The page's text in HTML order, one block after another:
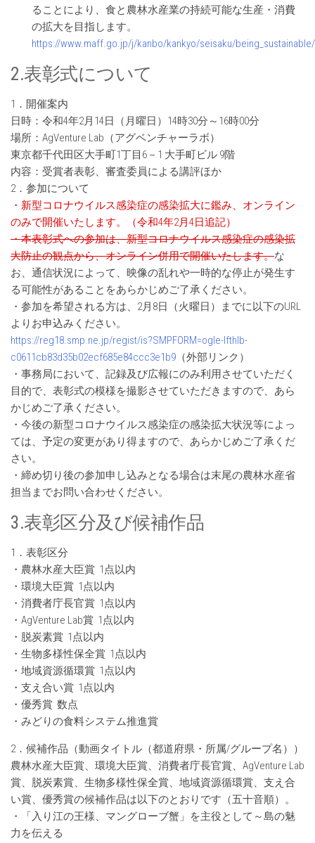
ることにより、食と農林水産業の持続可能な生産・消費
の拡大を目指します。
https://www.maff.go.jp/j/kanbo/kankyo/seisaku/
2.表彰式について
1．開催案内
日時：令和4年2月14日（月曜日）14時30分～16時00分
場所：AgVenture Lab（アグベンチャーラボ）
東京都千代田区大手町1丁目6－1 大手町ビル 9階
内容：受賞者表彰、審査委員による講評ほか
2．参加について
・新型コロナウイルス感染症の感染拡大に鑑み、オンライン
のみで開催いたします。（令和4年2月4日追記）
・本表彰式への参加は、新型コロナウイルス感染症の感染拡
大防止の観点から、オンライン併用で開催いたします。な
お、通信状況によって、映像の乱れや一時的な停止が発生す
る可能性があることをあらかじめご了承ください。
・参加を希望される方は、2月8日（火曜日）までに以下のURL
よりお申込みください。
https://reg18.smp.ne.jp/regist/is?SMPFORM=ogle-lfthlb-
c0611cb83d35b02ecf685e84ccc3e1b9 （外部リンク）
・事務局において、記録及び広報にのみ利用させていただく
目的で、表彰式の模様を撮影させていただきますので、あら
かじめご了承ください。
・今後の新型コロナウイルス感染症の感染拡大状況等によっ
ては、予定の変更があり得ますので、あらかじめご了承くだ
さい。
・締め切り後の参加申し込みとなる場合は末尾の農林水産省
担当までお問い合わせください。
3.表彰区分及び候補作品
1．表彰区分
・農林水産大臣賞 1点以内
・環境大臣賞 1点以内
・消費者庁長官賞 1点以内
・AgVenture Lab賞 1点以内
・脱炭素賞 1点以内
・生物多様性保全賞 1点以内
・地域資源循環賞 1点以内
・支え合い賞 1点以内
・優秀賞 数点
・みどりの食料システム推進賞
2．候補作品（動画タイトル（都道府県・所属/グループ名））
農林水産大臣賞、環境大臣賞、消費者庁長官賞、AgVenture Lab
賞、脱炭素賞、生物多様性保全賞、地域資源循環賞、支え合
い賞、優秀賞の候補作品は以下のとおりです（五十音順）。
・「入り江の王様、マングローブ蟹」を主役として～島の魅
力を伝える